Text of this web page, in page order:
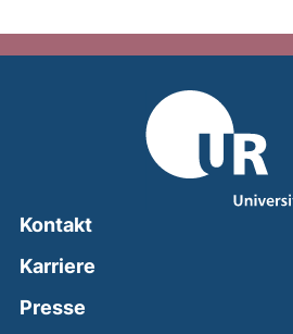
Kontakt
Karriere
Presse